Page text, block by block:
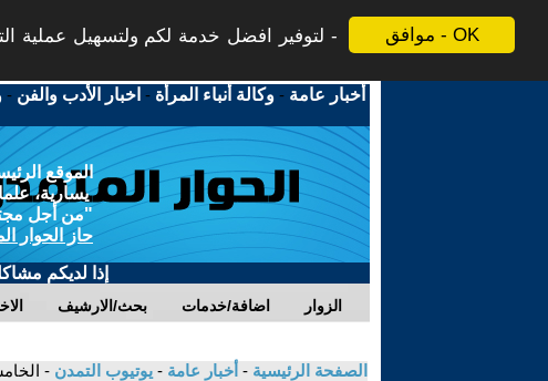
موافق - OK
لتوفير افضل خدمة لكم ولتسهيل عملية
أخبار عامة -وكالة أنباء المرأة - اخبار الأدب والفن -
الموقع
يسارية،
"من أجل
حاز الحوار
إذا لديكم
بحث/الارشيف اضافة/خدمات الزوار
الصفحة الرئيسية - أخبار عامة - يوتيوب التمدن -